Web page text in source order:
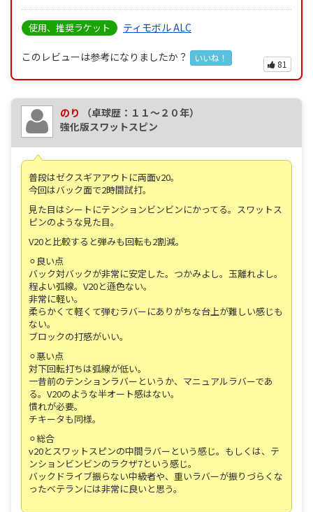
使用、推奨ラケット ティモボル ALC
このレビューは参考になりましたか？ いいね！
81
のり
（卓球歴：１１～２０年）
強化版スワットスピン
普段はゼクスギアアウトに両面v20。
今回はバック面で2時間試打。
見た目はシートにテンションビンビンにかってる。スワットス
ピンのような見た目。
V20と比較すると弾みも回転も2割減。
⚪︎良い点
バック対バックが非常に安定した。つかみよし。玉離れよし。
程よい弧線。V20と遜色ない。
非常に軽い。
柔らかくて軽くて弾むラバーにありがちな台上が難しい感じも
ない。
ブロックの打感がいい。
⚪︎悪い点
対下回転打ちは弧線が低い。
一昔前のテンションラバーというか、マニュアルラバーであ
る。V20のような半オート感はない。
慣れが必要。
チキータも同様。
⚪︎総合
v20とスワットスピンの中間ラバーという感じ。もしくは、テ
ンションビンビンのラクザ7という感じ。
バックドライブ振らない中級者や、重いラバーが振りづらくな
ったベテランには非常に良いと思う。